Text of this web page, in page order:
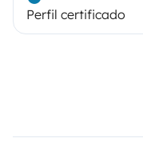
Perfil certificado